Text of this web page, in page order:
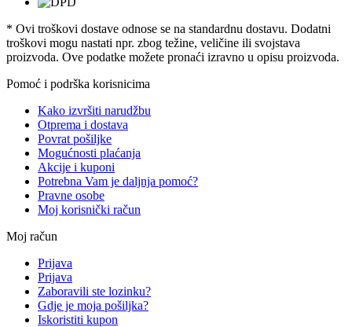
* Ovi troškovi dostave odnose se na standardnu ​​dostavu. Dodatni
troškovi mogu nastati npr. zbog težine, veličine ili svojstava
proizvoda. Ove podatke možete pronaći izravno u opisu proizvoda.
Pomoć i podrška korisnicima
Kako izvršiti narudžbu
Otprema i dostava
Povrat pošiljke
Mogućnosti plaćanja
Akcije i kuponi
Potrebna Vam je daljnja pomoć?
Pravne osobe
Moj korisnički račun
Moj račun
Prijava
Prijava
Zaboravili ste lozinku?
Gdje je moja pošiljka?
Iskoristiti kupon